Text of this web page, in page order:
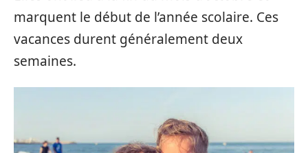
marquent le début de l’année scolaire. Ces
vacances durent généralement deux
semaines.